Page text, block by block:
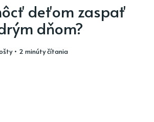
deťom zaspať
dňom?
• 2 minúty čítania